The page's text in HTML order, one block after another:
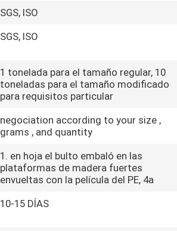
SGS, ISO
SGS, ISO
1 tonelada para el tamaño regular, 10
toneladas para el tamaño modificado
para requisitos particular
negociation according to your size ,
grams , and quantity
1. en hoja el bulto embaló en las
plataformas de madera fuertes
envueltas con la película del PE, 4a
10-15 DÍAS